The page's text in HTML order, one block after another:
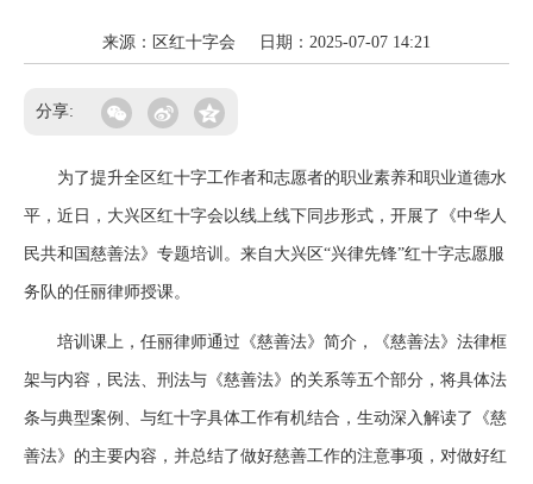
来源：区红十字会 日期：2025-07-07 14:21
分享:
为了提升全区红十字工作者和志愿者的职业素养和职业道德水
平，近日，大兴区红十字会以线上线下同步形式，开展了《中华人
民共和国慈善法》专题培训。来自大兴区“兴律先锋”红十字志愿服
务队的任丽律师授课。
培训课上，任丽律师通过《慈善法》简介，《慈善法》法律框
架与内容，民法、刑法与《慈善法》的关系等五个部分，将具体法
条与典型案例、与红十字具体工作有机结合，生动深入解读了《慈
善法》的主要内容，并总结了做好慈善工作的注意事项，对做好红